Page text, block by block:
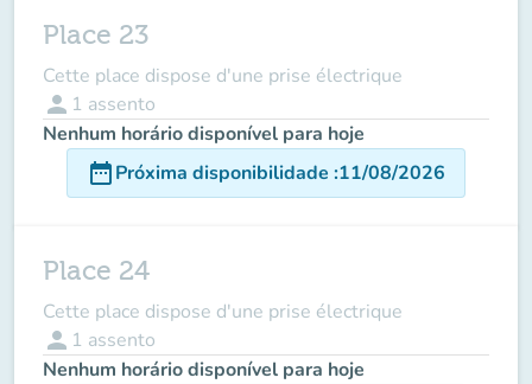
Place 23
Cette place dispose d'une prise électrique
person 1 assento
Nenhum horário disponível para hoje
date_rangePróxima disponibilidade :11/08/2026
Place 24
Cette place dispose d'une prise électrique
person 1 assento
Nenhum horário disponível para hoje